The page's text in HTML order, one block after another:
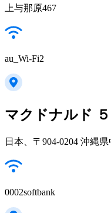
上与那原467
au_Wi-Fi2
マクドナルド
日本、〒904-0204 沖縄
0002softbank